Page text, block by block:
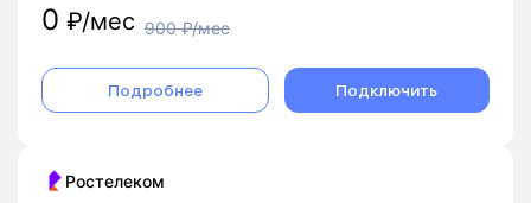
0 ₽/мес 900₽/мес
Подробнее Подключить
Ростелеком